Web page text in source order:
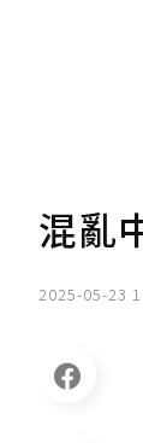
混亂
2025-05-23